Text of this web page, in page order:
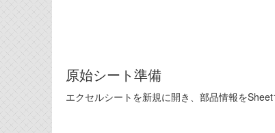
原始シート準備
エクセルシートを新規に開き、部品情報を